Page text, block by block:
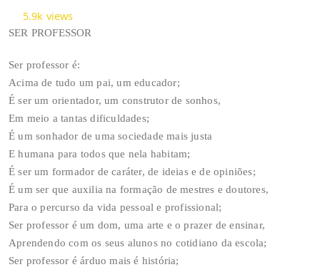
5.9k views
SER PROFESSOR
Ser professor é:
Acima de tudo um pai, um educador;
É ser um orientador, um construtor de sonhos,
Em meio a tantas dificuldades;
É um sonhador de uma sociedade mais justa
E humana para todos que nela habitam;
É ser um formador de caráter, de ideias e de opiniões;
É um ser que auxilia na formação de mestres e doutores,
Para o percurso da vida pessoal e profissional;
Ser professor é um dom, uma arte e o prazer de ensinar,
Aprendendo com os seus alunos no cotidiano da escola;
Ser professor é árduo mais é história;